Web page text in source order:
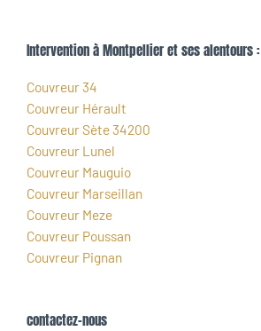
Intervention à Montpellier et ses alentours :
Couvreur 34
Couvreur Hérault
Couvreur Sète 34200
Couvreur Lunel
Couvreur Mauguio
Couvreur Marseillan
Couvreur Meze
Couvreur Poussan
Couvreur Pignan
contactez-nous